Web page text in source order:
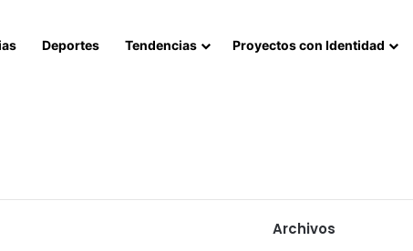
Deportes Tendencias Proyectos con Identidad
Archivos